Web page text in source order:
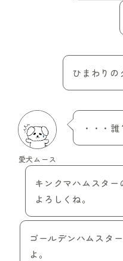
ひまわりの
愛犬ムース
・・・誰
キンクマハムスター
よろしくね。
ゴールデンハムスタ
よ。